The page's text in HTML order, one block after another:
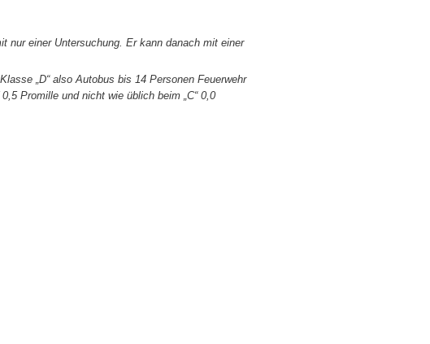
nur einer Untersuchung. Er kann danach mit einer
„D“ also Autobus bis 14 Personen Feuerwehr
Promille und nicht wie üblich beim „C“ 0,0